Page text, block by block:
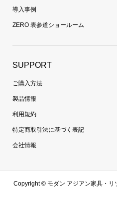
導入事例
ZERO 表参道ショールーム
SUPPORT
ご購入方法
製品情報
利用規約
特定商取引法に基づく表記
会社情報
Copyright ©モダン アジアン家具・リ